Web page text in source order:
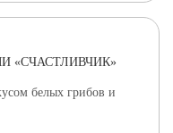
«СЧАСТЛИВЧИК»
белых грибов и